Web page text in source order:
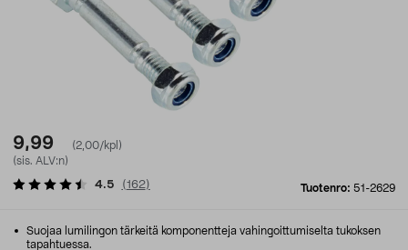
9,99
(2,00/kpl)
(sis. ALV:n)
Tuotenro: 51-2629
4.5 (162)
Suojaa lumilingon tärkeitä komponentteja vahingoittumiselta tukoksen
tapahtuessa.